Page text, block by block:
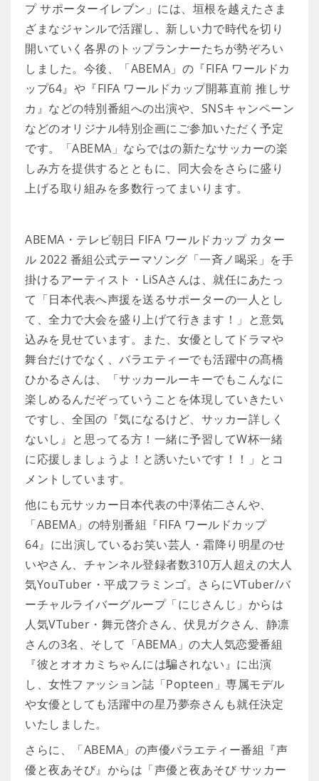
プ サポーターイレブン」には、垣根を越えたさま
ざまなジャンルで活躍し、新しい力で時代を切り
開いていく各界のトップランナーたちが勢ぞろい
しました。今後、「ABEMA」の『FIFA ワールドカ
ップ64』や『FIFA ワールドカップ開幕直前 推しサ
カ』などの特別番組への出演や、SNSキャンペーン
などのオリジナル特別企画にご参加いただく予定
です。「ABEMA」ならではの新たなサッカーの楽
しみ方を提供するとともに、同大会をさらに盛り
上げる取り組みを多数行ってまいります。
ABEMA・テレビ朝日 FIFA ワールドカップ カター
ル 2022 番組公式テーマソング「一斉ノ喝采」を手
掛けるアーティスト・LiSAさんは、就任にあたっ
て「日本代表へ声援を送るサポーターの一人とし
て、全力で大会を盛り上げて行きます！」と意気
込みを見せています。また、女優としてドラマや
舞台だけでなく、バラエティーでも活躍中の髙橋
ひかるさんは、「サッカールーキーでもこんなに
楽しめるんだぞっていうことを体現していきたい
ですし、全国の『気になるけど、サッカー詳しく
ないし』と思ってる方！一緒に予習してW杯一緒
に応援しましょうよ！と誘いたいです！！」とコ
メントしています。
他にも元サッカー日本代表の中澤佑二さんや、
「ABEMA」の特別番組『FIFA ワールドカップ
64』に出演しているお笑い芸人・霜降り明星のせ
いやさん、チャンネル登録者数310万人超えの大人
気YouTuber・平成フラミンゴ。さらにVTuber/バ
ーチャルライバーグループ「にじさんじ」からは
人気VTuber・舞元啓介さん、伏見ガクさん、静凛
さんの3名、そして「ABEMA」の大人気恋愛番組
『彼とオオカミちゃんには騙されない』に出演
し、女性ファッション誌「Popteen」専属モデル
や女優としても活躍中の星乃夢奈さんも就任決定
いたしました。
さらに、「ABEMA」の声優バラエティー番組『声
優と夜あそび』からは「声優と夜あそび サッカー